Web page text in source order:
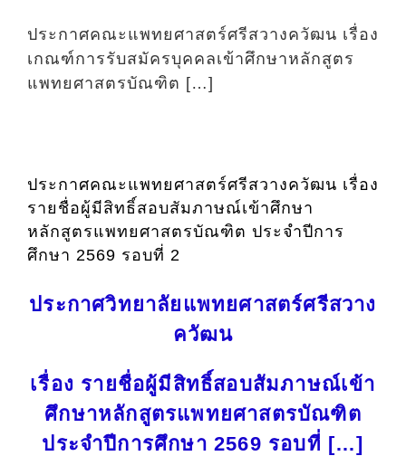
ประกาศคณะแพทยศาสตร์ศรีสวางควัฒน เรื่อง
เกณฑ์การรับสมัครบุคคลเข้าศึกษาหลักสูตร
แพทยศาสตรบัณฑิต […]
ประกาศคณะแพทยศาสตร์ศรีสวางควัฒน เรื่อง
รายชื่อผู้มีสิทธิ์สอบสัมภาษณ์เข้าศึกษา
หลักสูตรแพทยศาสตรบัณฑิต ประจำปีการ
ศึกษา 2569 รอบที่ 2
ประกาศวิทยาลัยแพทยศาสตร์ศรีสวาง
ควัฒน
เรื่อง รายชื่อผู้มีสิทธิ์สอบสัมภาษณ์เข้า
ศึกษาหลักสูตรแพทยศาสตรบัณฑิต
ประจำปีการศึกษา 2569 รอบที่ […]